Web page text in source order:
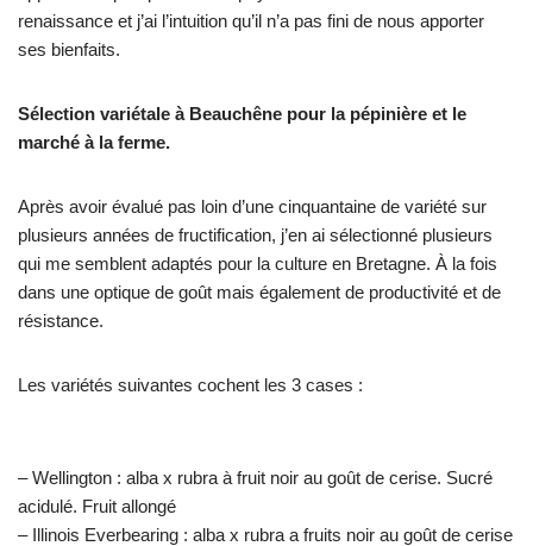
renaissance et j’ai l’intuition qu’il n’a pas fini de nous apporter
ses bienfaits.
Sélection variétale à Beauchêne pour la pépinière et le
marché à la ferme.
Après avoir évalué pas loin d’une cinquantaine de variété sur
plusieurs années de fructification, j’en ai sélectionné plusieurs
qui me semblent adaptés pour la culture en Bretagne. À la fois
dans une optique de goût mais également de productivité et de
résistance.
Les variétés suivantes cochent les 3 cases :
– Wellington : alba x rubra à fruit noir au goût de cerise. Sucré
acidulé. Fruit allongé
– Illinois Everbearing : alba x rubra a fruits noir au goût de cerise